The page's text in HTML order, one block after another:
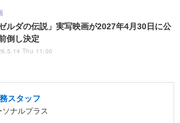
ゼルダの伝説」実写映画が2027年4月30日に公
倒し決定
Thu 11:00
スタッフ
ナルプラス